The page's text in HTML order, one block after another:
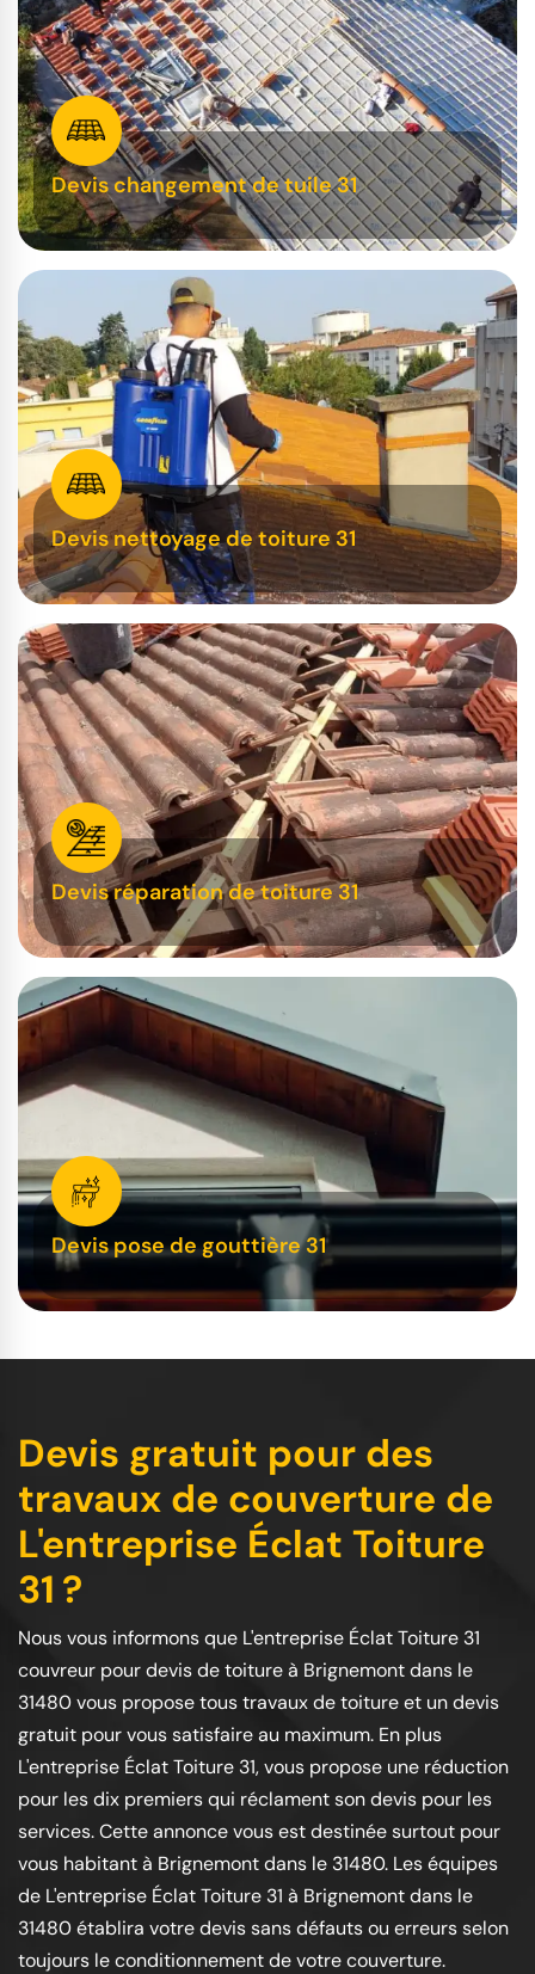
Devis changement de tuile 31
Devis nettoyage de toiture 31
Devis réparation de toiture 31
Devis pose de gouttière 31
Devis gratuit pour des
travaux de couverture de
L'entreprise Éclat Toiture
31 ?
Nous vous informons que L'entreprise Éclat Toiture 31
couvreur pour devis de toiture à Brignemont dans le
31480 vous propose tous travaux de toiture et un devis
gratuit pour vous satisfaire au maximum. En plus
L'entreprise Éclat Toiture 31, vous propose une réduction
pour les dix premiers qui réclament son devis pour les
services. Cette annonce vous est destinée surtout pour
vous habitant à Brignemont dans le 31480. Les équipes
de L'entreprise Éclat Toiture 31 à Brignemont dans le
31480 établira votre devis sans défauts ou erreurs selon
toujours le conditionnement de votre couverture.